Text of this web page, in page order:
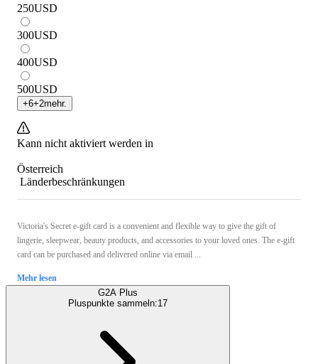
250USD
300USD
400USD
500USD
+6+2mehr.
Kann nicht aktiviert werden in
Österreich
Länderbeschränkungen
Victoria's Secret e-gift card is a convenient and flexible way to give the gift of
lingerie, sleepwear, beauty products, and accessories to your loved ones. The e-gift
card can be purchased and delivered online via email ...
Mehr lesen
G2A Plus
Pluspunkte sammeln:17